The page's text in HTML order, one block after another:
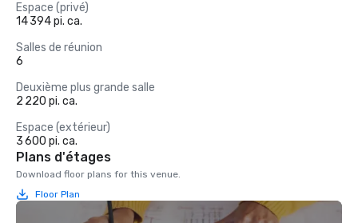
Espace (privé)
14 394 pi. ca.
Salles de réunion
6
Deuxième plus grande salle
2 220 pi. ca.
Espace (extérieur)
3 600 pi. ca.
Plans d'étages
Download floor plans for this venue.
Floor Plan